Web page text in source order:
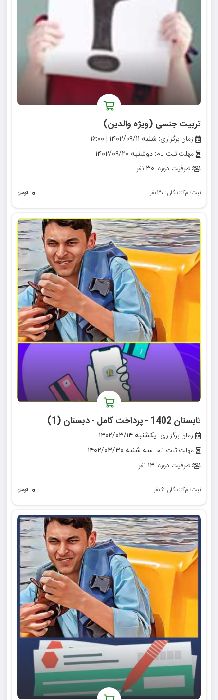
تربیت جنسی (ویژه والدین)
زمان برگزاری: شنبه ۱۴۰۲/۰۹/۱۱ | ۱۶:۰۰
مهلت ثبت نام: دوشنبه ۱۴۰۲/۰۹/۲۰
ظرفیت دوره: ۳۰ نفر
ثبت‌نام‌کنندگان: ۳۰نفر ۰ تومان
تابستان 1402 - پرداخت کامل - دبستان (1)
زمان برگزاری: یکشنبه ۱۴۰۲/۰۳/۱۴
مهلت ثبت نام: سه شنبه ۱۴۰۲/۰۳/۳۰
ظرفیت دوره: ۱۴ نفر
ثبت‌نام‌کنندگان:۶نفر ۰ تومان